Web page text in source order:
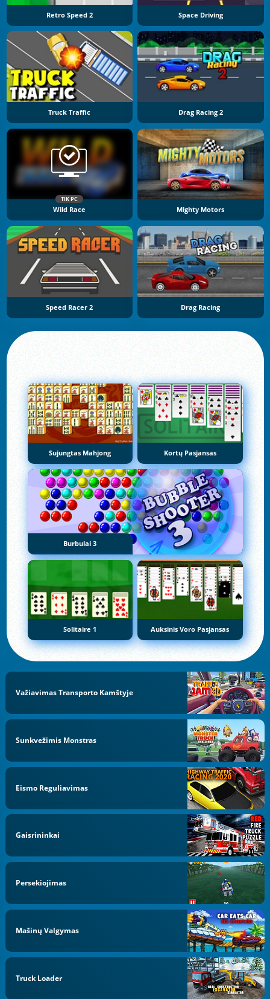
Retro Speed 2 Space Driving
Truck Traffic Drag Racing 2
TIK PC
Wild Race Mighty Motors
Speed Racer 2 Drag Racing
Sujungtas Mahjong Kortų Pasjansas
Burbulai 3
Solitaire 1 Auksinis Voro Pasjansas
Važiavimas Transporto Kamštyje
Sunkvežimis Monstras
Eismo Reguliavimas
Gaisrininkai
Persekiojimas
Mašinų Valgymas
Truck Loader